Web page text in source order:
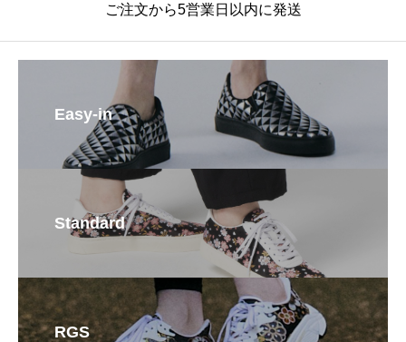
ご注文から5営業日以内に発送
Easy-in
Standard
RGS